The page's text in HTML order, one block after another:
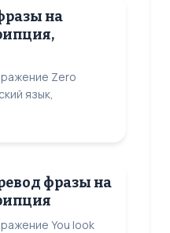
на
Zero
язык,
фразы на
You look